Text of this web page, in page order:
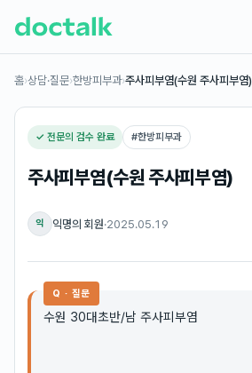
홈›상담·질문›한방피부과›주사피부염(수원 주사피부염)
✓ 전문의 검수 완료 #한방피부과
주사피부염(수원 주사피부염)
익 익명의 회원·2025.05.19
Q · 질문
수원 30대초반/남 주사피부염